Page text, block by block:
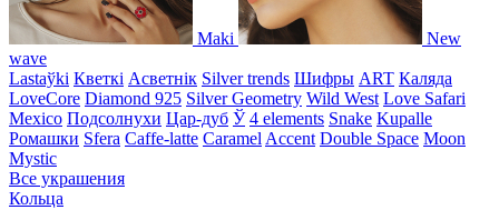
Maki
New
wave
Lastaўki Кветкі Асветнiк Silver trends Шифры ART Каляда
LoveCore Diamond 925 Silver Geometry Wild West Love Safari
Mexico Подсолнухи Цар-дуб Ў 4 elements Snake Kupalle
Ромашки Sfera Caffe-latte Caramel Accent Double Space Moon
Mystic
Все украшения
Кольца